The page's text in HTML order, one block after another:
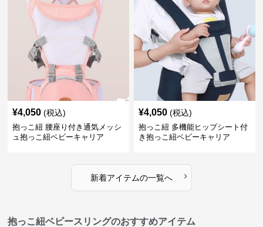
¥4,050 (税込)
抱っこ紐 腰座り付き通気メッシ
ュ抱っこ紐ベビーキャリア
¥4,050 (税込)
抱っこ紐 多機能ヒップシート付
き抱っこ紐ベビーキャリア
新着アイテムの一覧へ ›
抱っこ紐ベビースリングのおすすめアイテム